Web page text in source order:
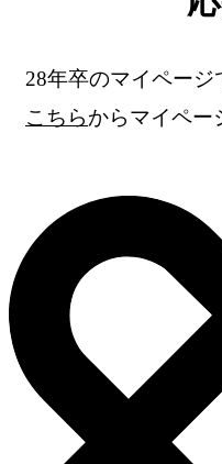
28年卒のマイページ
こちらからマイペー